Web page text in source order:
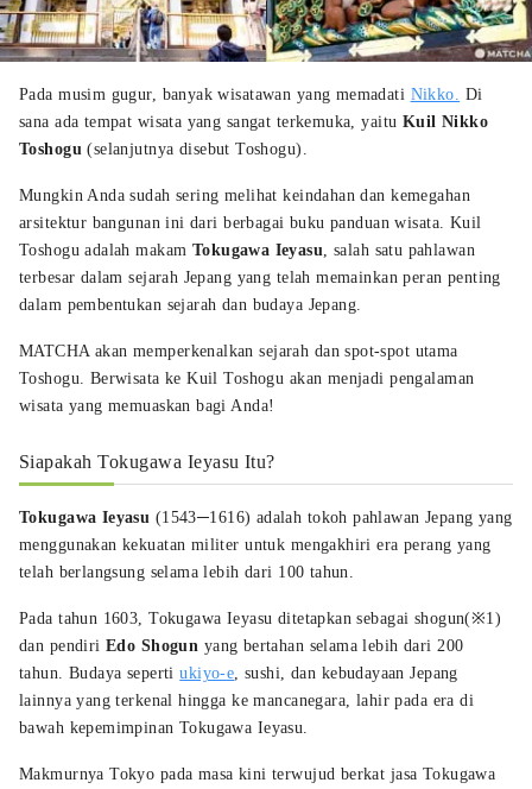
Pada musim gugur, banyak wisatawan yang memadati Nikko. Di
sana ada tempat wisata yang sangat terkemuka, yaitu Kuil Nikko
Toshogu(selanjutnya disebut Toshogu).
Mungkin Anda sudah sering melihat keindahan dan kemegahan
arsitektur bangunan ini dari berbagai buku panduan wisata. Kuil
Toshogu adalah makam Tokugawa Ieyasu, salah satu pahlawan
terbesar dalam sejarah Jepang yang telah memainkan peran penting
dalam pembentukan sejarah dan budaya Jepang.
MATCHA akan memperkenalkan sejarah dan spot-spot utama
Toshogu. Berwisata ke Kuil Toshogu akan menjadi pengalaman
wisata yang memuaskan bagi Anda!
Siapakah Tokugawa Ieyasu Itu?
Tokugawa Ieyasu (1543─1616) adalah tokoh pahlawan Jepang yang
menggunakan kekuatan militer untuk mengakhiri era perang yang
telah berlangsung selama lebih dari 100 tahun.
Pada tahun 1603, Tokugawa Ieyasu ditetapkan sebagai shogun(※1)
dan pendiriEdo Shogun yang bertahan selama lebih dari 200
tahun. Budaya sepertiukiyo-e, sushi, dan kebudayaan Jepang
lainnya yang terkenal hingga ke mancanegara, lahir pada era di
bawah kepemimpinan Tokugawa Ieyasu.
Makmurnya Tokyo pada masa kini terwujud berkat jasa Tokugawa